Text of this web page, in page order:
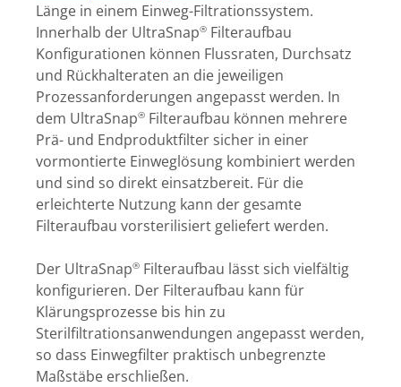
Länge in einem Einweg-Filtrationssystem.
Innerhalb der UltraSnap® Filteraufbau
Konfigurationen können Flussraten, Durchsatz
und Rückhalteraten an die jeweiligen
Prozessanforderungen angepasst werden. In
dem UltraSnap® Filteraufbau können mehrere
Prä- und Endproduktfilter sicher in einer
vormontierte Einweglösung kombiniert werden
und sind so direkt einsatzbereit. Für die
erleichterte Nutzung kann der gesamte
Filteraufbau vorsterilisiert geliefert werden.
Der UltraSnap® Filteraufbau lässt sich vielfältig
konfigurieren. Der Filteraufbau kann für
Klärungsprozesse bis hin zu
Sterilfiltrationsanwendungen angepasst werden,
so dass Einwegfilter praktisch unbegrenzte
Maßstäbe erschließen.